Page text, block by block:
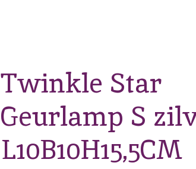
Twinkle Star
Geurlamp S
L10B10H15,5CM